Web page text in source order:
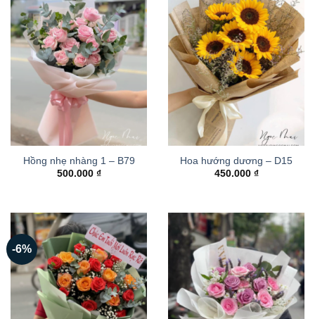
Hồng nhẹ nhàng 1 – B79
500.000 ₫
Hoa hướng dương – D15
450.000 ₫
-6%